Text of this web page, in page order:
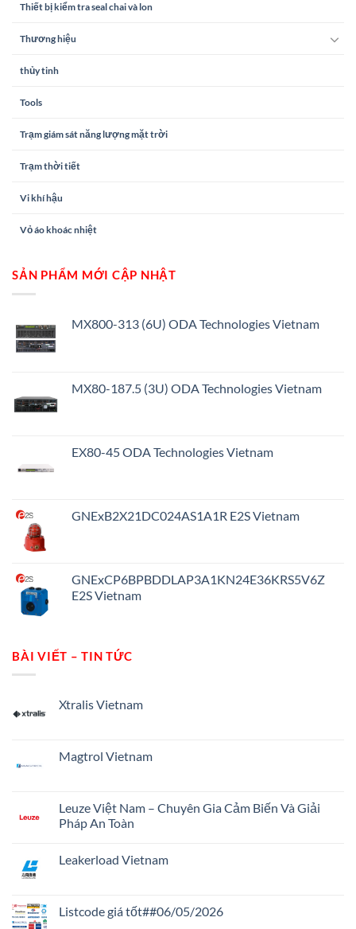
Thiết bị kiểm tra seal chai và lon
Thương hiệu
thủy tinh
Tools
Trạm giám sát năng lượng mặt trời
Trạm thời tiết
Vi khí hậu
Vỏ áo khoác nhiệt
SẢN PHẨM MỚI CẬP NHẬT
MX800-313 (6U) ODA Technologies Vietnam
MX80-187.5 (3U) ODA Technologies Vietnam
EX80-45 ODA Technologies Vietnam
GNExB2X21DC024AS1A1R E2S Vietnam
GNExCP6BPBDDLAP3A1KN24E36KRS5V6Z
E2S Vietnam
BÀI VIẾT – TIN TỨC
Xtralis Vietnam
luận
ởMagtrol Vietnam
luận
ở
Magtrol
Leuze Việt Nam – Chuyên Gia Cảm Biến Và Giải
Pháp An Toàn
bình
Nam
Leakerload Vietnam
luận
ởListcode giá tốt##06/05/2026